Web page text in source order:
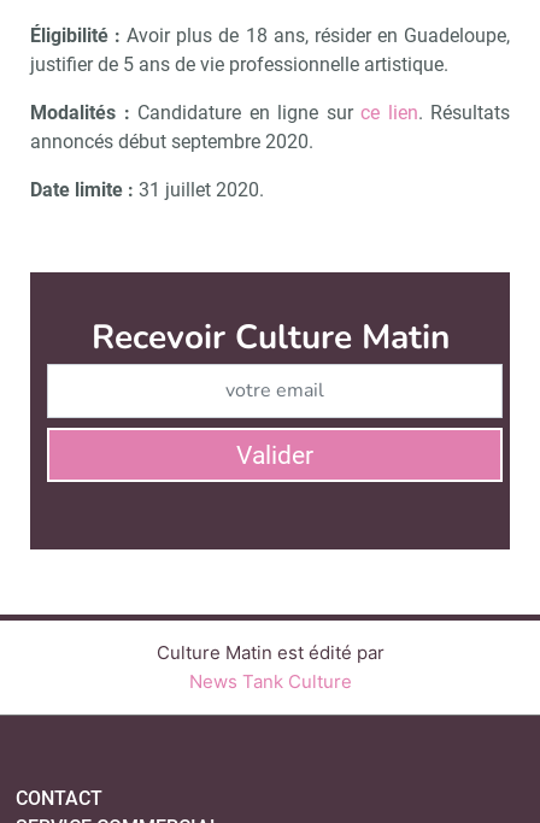
Éligibilité : Avoir plus de 18 ans, résider en Guadeloupe,
justifier de 5 ans de vie professionnelle artistique.
Modalités : Candidature en ligne sur ce lien. Résultats
annoncés début septembre 2020.
Date limite : 31 juillet 2020.
Recevoir Culture Matin
Valider
Culture Matin est édité par
News Tank Culture
CONTACT